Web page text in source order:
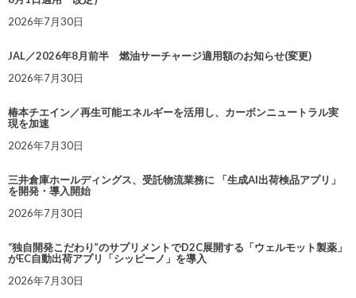
2026年7月30日
JAL／2026年8月前半 燃油サーチャージ適用額のお知らせ(変更)
2026年7月30日
椿本チエイン／再生可能エネルギーを活用し、カーボンニュートラル実
現を加速
2026年7月30日
三井倉庫ホールディングス、受託物流業務に 「生成AI出荷検品アプリ」
を開発・導入開始
2026年7月30日
“独自開発こだわり”のサプリメントでD2C展開する「ウェルモット製薬」
がEC自動出荷アプリ「シッピーノ」を導入
2026年7月30日